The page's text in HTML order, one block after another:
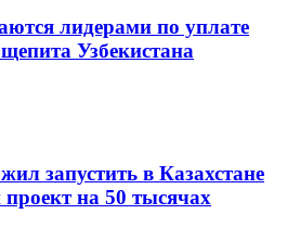
лидерами по уплате
Узбекистана
запустить в Казахстане
на 50 тысячах